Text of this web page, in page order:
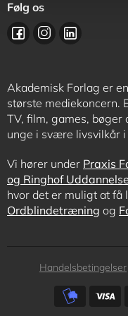
Følg os
Akademisk Forlag er
største mediekoncern.
TV, film, games,
unge i svære livsvilkår i
Vi hører under Praxis
og Ringhof Uddannelse
hvor det er muligt at
Ordblindetræning og
Subfooter
Handelsbetingelser
Subfooter
payment